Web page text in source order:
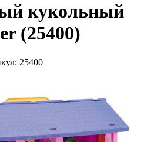
кукольный
(25400)
25400